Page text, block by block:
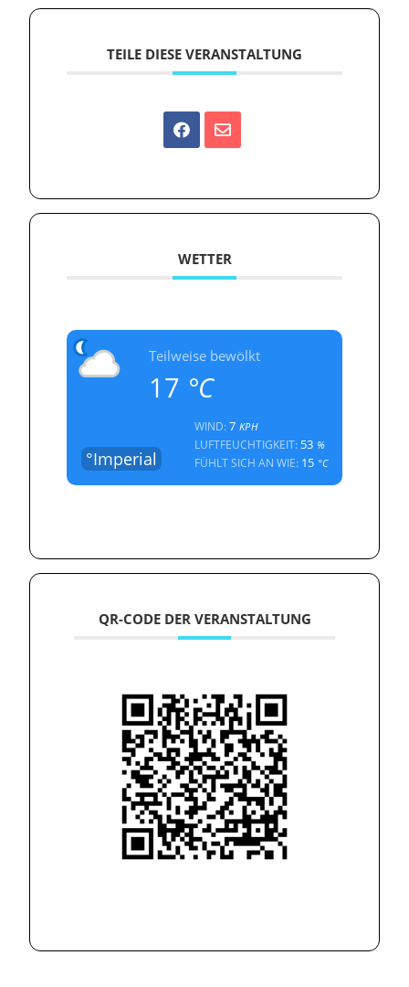
TEILE DIESE VERANSTALTUNG
WETTER
Teilweise bewölkt
17 °C
°Imperial
WIND:7 KPH
LUFTFEUCHTIGKEIT: 53 %
FÜHLT SICH AN WIE: 15 °C
QR-CODE DER VERANSTALTUNG